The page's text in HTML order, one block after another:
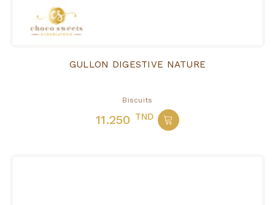
GULLON DIGESTIVE NATURE
Biscuits
11.250 TND